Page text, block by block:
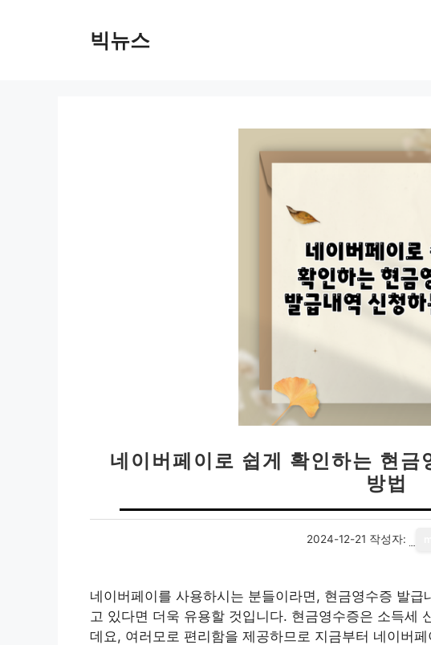
빅뉴스
네이버페이로 쉽게 확인하는 현금
방법
2024-12-21 작성자:
네이버페이를 사용하시는 분들이라면, 현금영수증 발
고 있다면 더욱 유용할 것입니다. 현금영수증은 소득세
데요, 여러모로 편리함을 제공하므로 지금부터 네이버